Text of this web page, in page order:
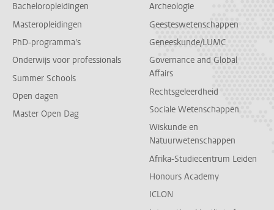
Bacheloropleidingen
Masteropleidingen
PhD-programma's
Onderwijs voor professionals
Summer Schools
Open dagen
Master Open Dag
Archeologie
Geesteswetenschappen
Geneeskunde/LUMC
Governance and Global
Affairs
Rechtsgeleerdheid
Sociale Wetenschappen
Wiskunde en
Natuurwetenschappen
Afrika-Studiecentrum Leiden
Honours Academy
ICLON